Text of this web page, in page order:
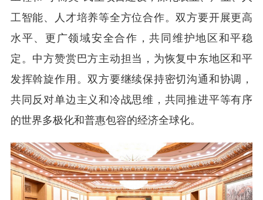
工智能、人才培养等全方位合作。双方要开展更高
水平、更广领域安全合作，共同维护地区和平稳
定。中方赞赏巴方主动担当，为恢复中东地区和平
发挥斡旋作用。双方要继续保持密切沟通和协调，
共同反对单边主义和冷战思维，共同推进平等有序
的世界多极化和普惠包容的经济全球化。